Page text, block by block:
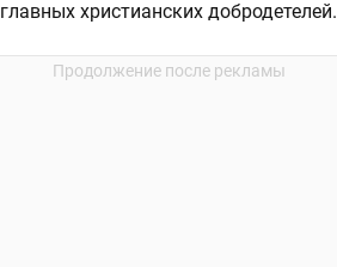
христианских добродетелей.